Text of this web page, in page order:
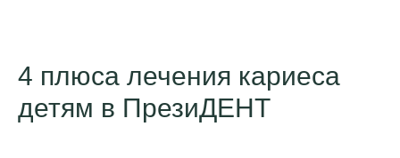
4 плюса лечения кариеса
детям в ПрезиДЕНТ
Врач создаст
комфортную атмосферу
для малыша, расспросит
родителей о состоянии